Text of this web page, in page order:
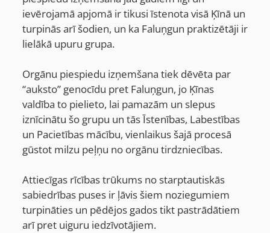
ievērojamā apjomā ir tikusi īstenota visā Ķīnā un
turpinās arī šodien, un ka Faluņgun praktizētāji ir
lielākā upuru grupa.
Orgānu piespiedu izņemšana tiek dēvēta par
“auksto” genocīdu pret Faluņgun, jo Ķīnas
valdība to pielieto, lai pamazām un slepus
iznīcinātu šo grupu un tās Īstenības, Labestības
un Pacietības mācību, vienlaikus šajā procesā
gūstot milzu peļņu no orgānu tirdzniecības.
Attiecīgas rīcības trūkums no starptautiskās
sabiedrības puses ir ļāvis šiem noziegumiem
turpināties un pēdējos gados tikt pastrādātiem
arī pret uiguru iedzīvotājiem.